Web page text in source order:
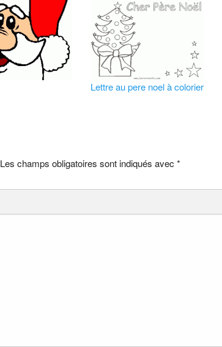
Lettre au pere noel à colorier
Les champs obligatoires sont indiqués avec *